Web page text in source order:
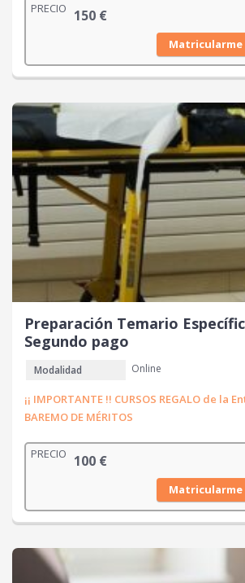
PRECIO 150 €
Matricularme
Preparación Temario
Segundo pago
Modalidad Online
¡¡ IMPORTANTE !! CURSOS REGALO de la
BAREMO DE MÉRITOS
PRECIO 100 €
Matricularme